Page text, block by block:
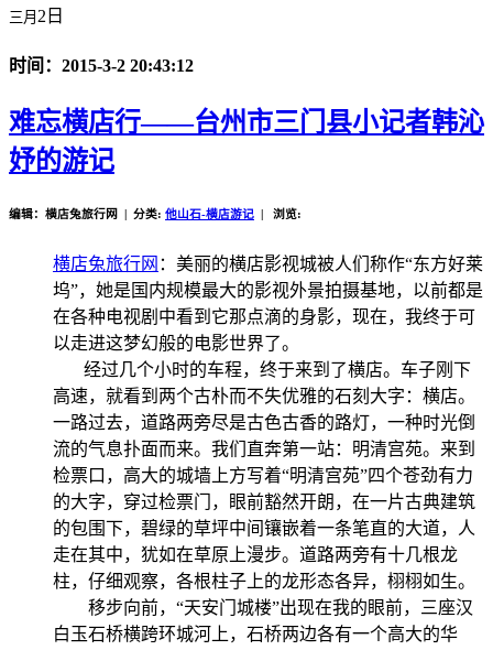
三月 2日
时间：2015-3-2 20:43:12
难忘横店行——台州市三门县小记者韩沁
妤的游记
编辑：横店兔旅行网 | 分类: 他山石-横店游记 | 浏览:
横店兔旅行网 ：美丽的横店影视城被人们称作“东方好莱
坞”，她是国内规模最大的影视外景拍摄基地，以前都是
在各种电视剧中看到它那点滴的身影，现在，我终于可
以走进这梦幻般的电影世界了。
经过几个小时的车程，终于来到了横店。车子刚下
高速，就看到两个古朴而不失优雅的石刻大字：横店。
一路过去，道路两旁尽是古色古香的路灯，一种时光倒
流的气息扑面而来。我们直奔第一站：明清宫苑。来到
检票口，高大的城墙上方写着“明清宫苑”四个苍劲有力
的大字，穿过检票门，眼前豁然开朗，在一片古典建筑
的包围下，碧绿的草坪中间镶嵌着一条笔直的大道，人
走在其中，犹如在草原上漫步。道路两旁有十几根龙
柱，仔细观察，各根柱子上的龙形态各异，栩栩如生。
移步向前，“天安门城楼”出现在我的眼前，三座汉
白玉石桥横跨环城河上，石桥两边各有一个高大的华